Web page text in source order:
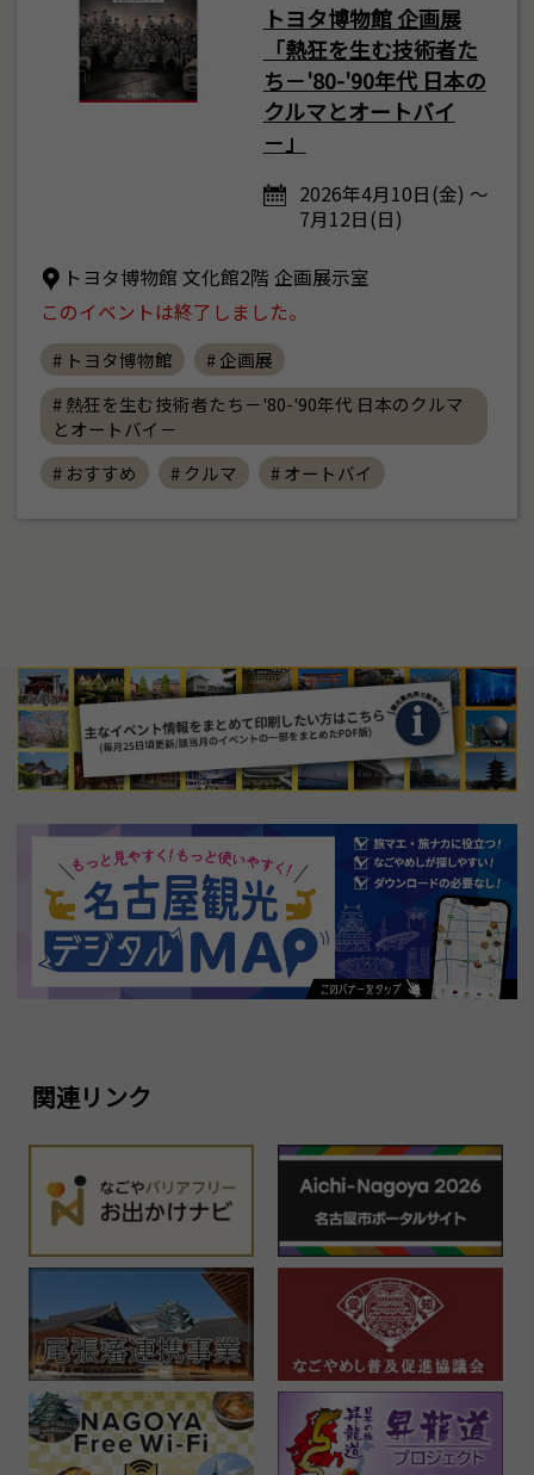
トヨタ博物館 企画展
「熱狂を生む技術者た
ち－'80-'90年代 日本の
クルマとオートバイ
－」
2026年4月10日(金) ～
7月12日(日)
トヨタ博物館 文化館2階 企画展示室
このイベントは終了しました。
# トヨタ博物館
# 企画展
# 熱狂を生む技術者たち－'80-'90年代 日本のクルマ
とオートバイ－
# おすすめ
# クルマ # オートバイ
関連リンク